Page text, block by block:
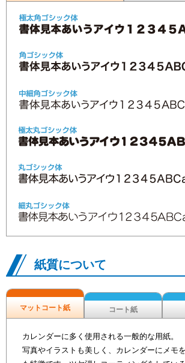
紙質について
マットコート紙 コート紙
カレンダーに多く使用される一般的な用紙。
写真やイラストも美しく、カレンダーにメモ